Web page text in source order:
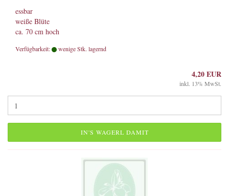
essbar
weiße Blüte
ca. 70 cm hoch
Verfügbarkeit: wenige Stk. lagernd
4,20 EUR
inkl. 13% MwSt.
IN'S WAGERL DAMIT